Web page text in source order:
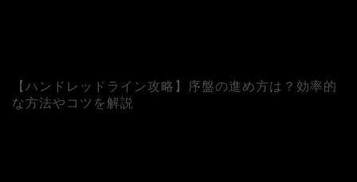
【ハンドレッドライン攻略】序盤の進め方は？効率的
な方法やコツを解説